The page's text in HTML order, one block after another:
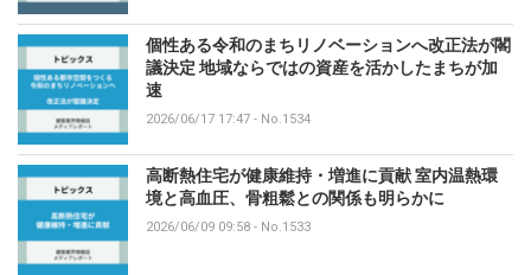
個性ある令和のまちリノベーションへ改正法が閣
議決定 地域ならではの資産を活かしたまちが加
速
2026/06/17 17:47 - No.1534
高断熱住宅が健康維持・増進に貢献 室内温熱環
境と高血圧、骨粗鬆との関係も明らかに
2026/06/09 09:58 - No.1533